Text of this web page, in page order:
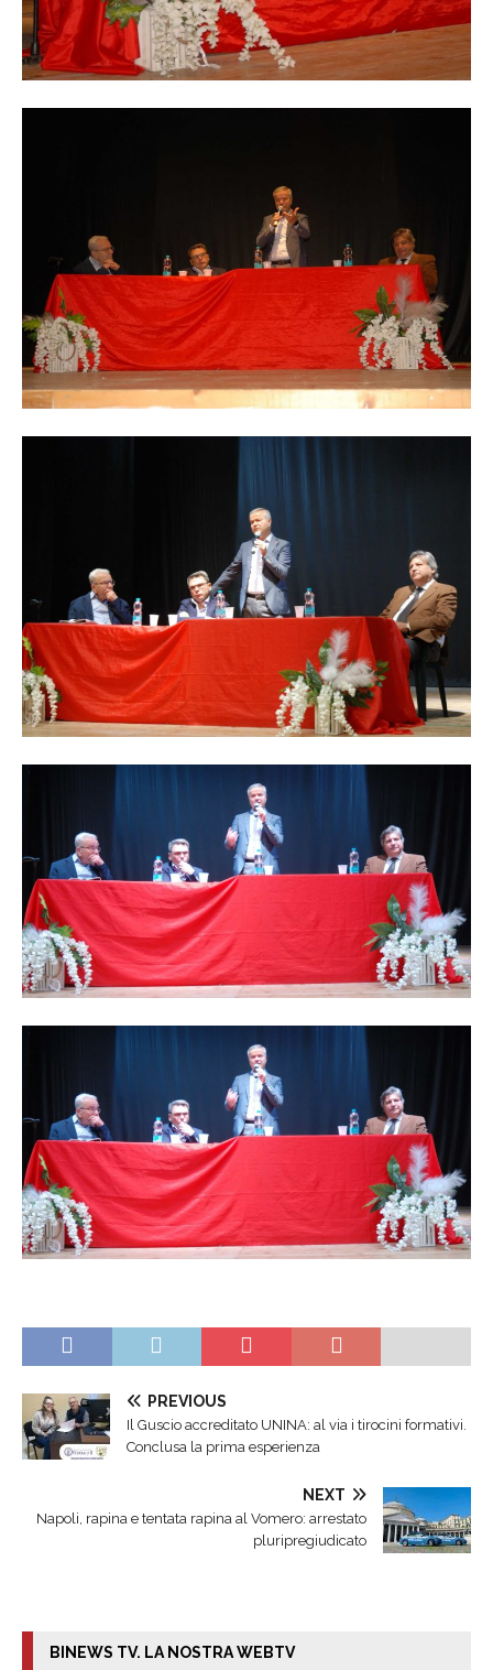
PREVIOUS
Il Guscio accreditato UNINA: al via i tirocini formativi.
Conclusa la prima esperienza
NEXT
Napoli, rapina e tentata rapina al Vomero: arrestato
pluripregiudicato
BINEWS TV. LA NOSTRA WEBTV